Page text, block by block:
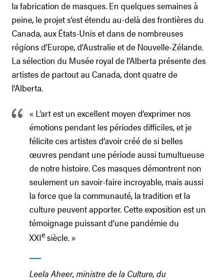
la fabrication de masques. En quelques semaines à
peine, le projet s’est étendu au-delà des frontières du
Canada, aux États-Unis et dans de nombreuses
régions d’Europe, d’Australie et de Nouvelle-Zélande.
La sélection du Musée royal de l’Alberta présente des
artistes de partout au Canada, dont quatre de
l’Alberta.
« L’art est un excellent moyen d’exprimer nos
émotions pendant les périodes difficiles, et je
félicite ces artistes d’avoir créé de si belles
œuvres pendant une période aussi tumultueuse
de notre histoire. Ces masques démontrent non
seulement un savoir-faire incroyable, mais aussi
la force que la communauté, la tradition et la
culture peuvent apporter. Cette exposition est un
témoignage puissant d’une pandémie du
XXIesiècle. »
Leela Aheer, ministre de la Culture, du